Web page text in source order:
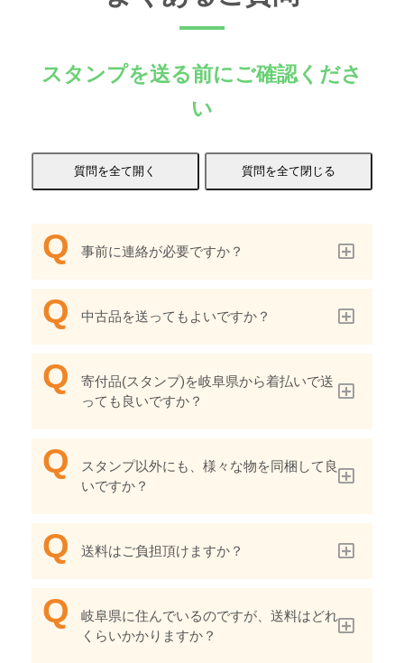
スタンプを送る前にご確認くださ
い
事前に連絡が必要ですか？
中古品を送ってもよいですか？
寄付品(スタンプ)を岐阜県から着払いで送
っても良いですか？
スタンプ以外にも、様々な物を同梱して良
いですか？
送料はご負担頂けますか？
岐阜県に住んでいるのですが、送料はどれ
くらいかかりますか？